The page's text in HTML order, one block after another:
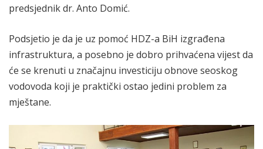
predsjednik dr. Anto Domić.
Podsjetio je da je uz pomoć HDZ-a BiH izgrađena
infrastruktura, a posebno je dobro prihvaćena vijest da
će se krenuti u značajnu investiciju obnove seoskog
vodovoda koji je praktički ostao jedini problem za
mještane.